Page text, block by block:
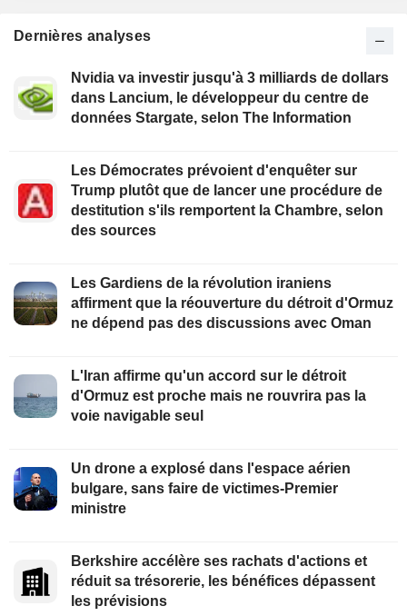
Dernières analyses
Nvidia va investir jusqu'à 3 milliards de dollars
dans Lancium, le développeur du centre de
données Stargate, selon The Information
Les Démocrates prévoient d'enquêter sur
Trump plutôt que de lancer une procédure de
destitution s'ils remportent la Chambre, selon
des sources
Les Gardiens de la révolution iraniens
affirment que la réouverture du détroit d'Ormuz
ne dépend pas des discussions avec Oman
L'Iran affirme qu'un accord sur le détroit
d'Ormuz est proche mais ne rouvrira pas la
voie navigable seul
Un drone a explosé dans l'espace aérien
bulgare, sans faire de victimes-Premier
ministre
Berkshire accélère ses rachats d'actions et
réduit sa trésorerie, les bénéfices dépassent
les prévisions